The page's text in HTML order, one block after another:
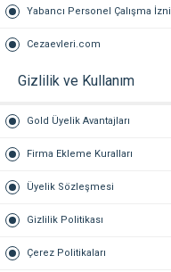
Yabancı Personel Çalışma İzni
Cezaevleri.com
Gizlilik ve Kullanım
Gold Üyelik Avantajları
Firma Ekleme Kuralları
Üyelik Sözleşmesi
Gizlilik Politikası
Çerez Politikaları